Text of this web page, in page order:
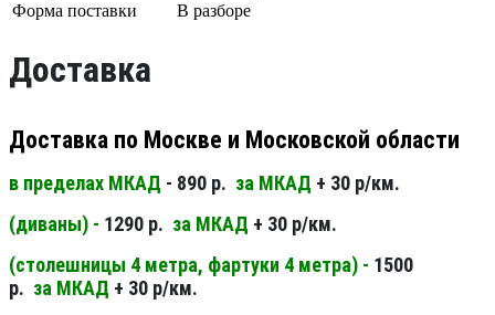
Форма поставки
В разборе
Доставка
Доставка по Москве и Московской области
в пределах МКАД - 890 р. за МКАД + 30 р/км.
(диваны) - 1290 р. за МКАД + 30 р/км.
(столешницы 4 метра, фартуки 4 метра) - 1500
р. за МКАД + 30 р/км.